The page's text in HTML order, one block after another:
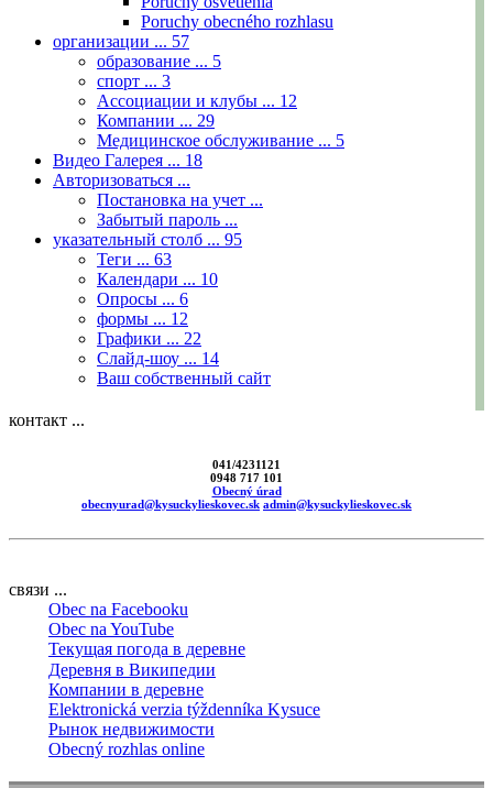
Poruchy obecného rozhlasu
организации ... 57
образование ... 5
спорт ... 3
Ассоциации и клубы ... 12
Компании ... 29
Медицинское обслуживание ... 5
Видео Галерея ... 18
Авторизоваться ...
Постановка на учет ...
Забытый пароль ...
указательный столб ... 95
Теги ... 63
Календари ... 10
Опросы ... 6
формы ... 12
Графики ... 22
Слайд-шоу ... 14
Ваш собственный сайт
контакт ...
041/4231121
0948 717 101
Obecný úrad
obecnyurad@kysuckylieskovec.sk admin@kysuckylieskovec.sk
связи ...
Obec na Facebooku
Obec na YouTube
Текущая погода в деревне
Деревня в Википедии
Компании в деревне
Elektronická verzia týždenníka Kysuce
Рынок недвижимости
Obecný rozhlas online